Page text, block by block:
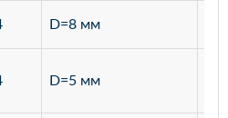
D=8 мм
D=5 мм